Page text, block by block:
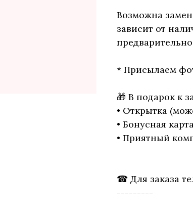
Возможна
зависит от
* Присылаем
🎁 В подарок к
• Открытка
• Бонусная
• Приятный
☎ Для заказа
---------